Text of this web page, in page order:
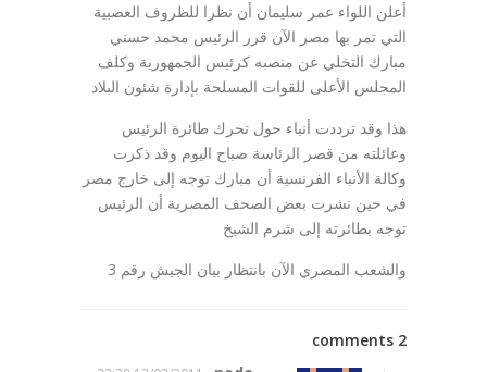
أعلن اللواء عمر سليمان أن نظرا للظروف العصبية
التي تمر بها مصر الآن قرر الرئيس محمد حسني
مبارك التخلي عن منصبه كرئيس الجمهورية وكلف
المجلس الأعلى للقوات المسلحة بإدارة شئون البلاد
هذا وقد ترددت أنباء حول تحرك طائرة الرئيس
وعائلته من قصر الرئاسة صباح اليوم وقد ذكرت
وكالة الأنباء الفرنسية أن مبارك توجه إلى خارج مصر
في حين نشرت بعض الصحف المصرية أن الرئيس
توجه بطائرته إلى شرم الشيخ
والشعب المصري الآن بانتظار بيان الجيش رقم 3
2 comments